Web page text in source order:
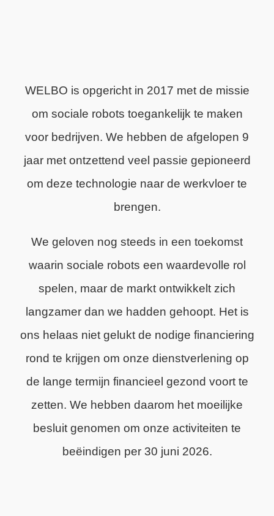
WELBO is opgericht in 2017 met de missie
om sociale robots toegankelijk te maken
voor bedrijven. We hebben de afgelopen 9
jaar met ontzettend veel passie gepioneerd
om deze technologie naar de werkvloer te
brengen.
We geloven nog steeds in een toekomst
waarin sociale robots een waardevolle rol
spelen, maar de markt ontwikkelt zich
langzamer dan we hadden gehoopt. Het is
ons helaas niet gelukt de nodige financiering
rond te krijgen om onze dienstverlening op
de lange termijn financieel gezond voort te
zetten. We hebben daarom het moeilijke
besluit genomen om onze activiteiten te
beëindigen per 30 juni 2026.